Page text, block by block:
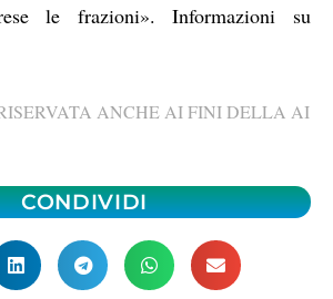
le frazioni». Informazioni su
ANCHE AI FINI DELLA AI
CONDIVIDI